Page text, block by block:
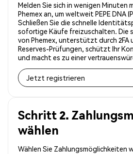
Melden Sie sich in wenigen Minuten
Phemex an, um weltweit PEPE DNA
Schließen Sie die schnelle
sofortige Käufe freizuschalten. Die
von Phemex, unterstützt durch
Reserves-Prüfungen, schützt Ihr
und macht es zu einer
Jetzt registrieren
Schritt 2.
wählen
Wählen Sie Zahlungsmöglichkeiten